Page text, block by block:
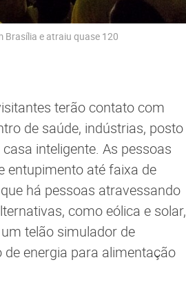
Brasília e atraiu quase 120
terão contato com
de saúde, indústrias, posto
inteligente. As pessoas
entupimento até faixa de
há pessoas atravessando
como eólica e solar,
telão simulador de
energia para alimentação